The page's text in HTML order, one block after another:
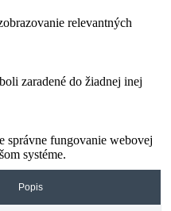
relevantných
zaradené do žiadnej inej
správne fungovanie webovej
systéme.
Popis